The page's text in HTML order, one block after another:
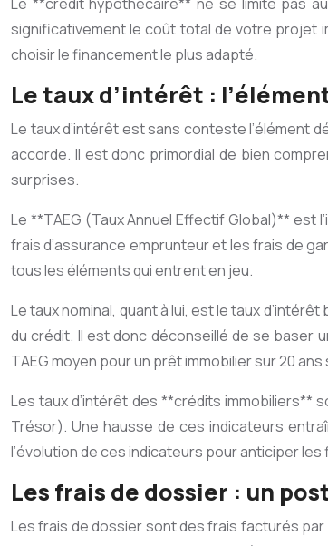
significativement le coût total de votre projet
choisir le financement le plus adapté.
Le taux d’intérêt :
Le taux d’intérêt est sans conteste l’élément
accorde. Il est donc primordial de bien
surprises.
Le **TAEG (Taux Annuel Effectif Global)** est
frais d’assurance emprunteur et les frais de
tous les éléments qui entrent en jeu.
Le taux nominal, quant à lui, est le taux
du crédit. Il est donc déconseillé de se baser
TAEG moyen pour un prêt immobilier sur 20
Les taux d’intérêt des **crédits immobiliers**
Trésor). Une hausse de ces indicateurs
l’évolution de ces indicateurs pour anticiper
Les frais de dossier : un
Les frais de dossier sont des frais facturés par